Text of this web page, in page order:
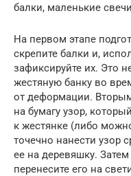
балки, маленькие
На первом этапе
скрепите балки и,
зафиксируйте их. Это
жестяную банку во
от деформации.
на бумагу узор,
к жестянке (либо
точечно нанести узор
ее на деревяшку.
перенесите его на